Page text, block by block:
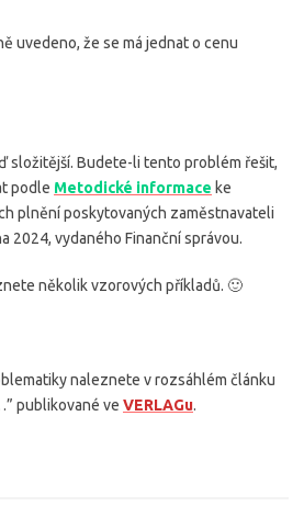
uvedeno, že se má jednat o cenu
složitější. Budete-li tento problém řešit,
podle Metodické informace ke
plnění poskytovaných zaměstnavateli
2024, vydaného Finanční správou.
několik vzorových příkladů. 🙂
naleznete v rozsáhlém článku
publikované ve VERLAGu.